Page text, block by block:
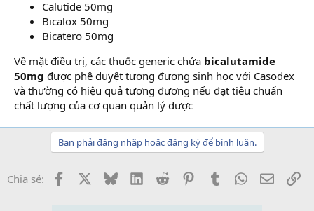
Calutide 50mg
Bicalox 50mg
Bicatero 50mg
Về mặt điều trị, các thuốc generic chứa bicalutamide
50mg được phê duyệt tương đương sinh học với Casodex
và thường có hiệu quả tương đương nếu đạt tiêu chuẩn
chất lượng của cơ quan quản lý dược
Bạn phải đăng nhập hoặc đăng ký để bình luận.
Chia sẻ: Facebook BlueskyLinkedInReddit PinterestTumblrWhatsApp
Email